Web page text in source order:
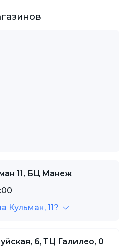
11, БЦ Манеж
Кульман, 11?
6, ТЦ Галилео, 0